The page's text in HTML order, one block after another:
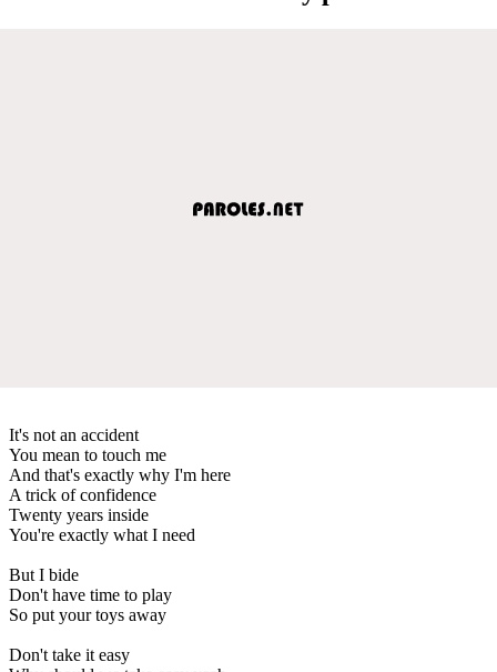
It's not an accident
You mean to touch me
And that's exactly why I'm here
A trick of confidence
Twenty years inside
You're exactly what I need
But I bide
Don't have time to play
So put your toys away
Don't take it easy